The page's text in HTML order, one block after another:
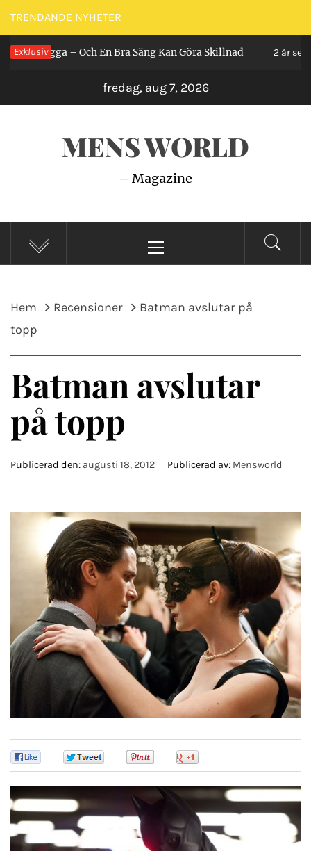
Hoppa
till
innehåll
TRENDANDE NYHETER
Exklusiv– Och En Bra Säng Kan Göra Skillnad 2 år sedan
fredag, aug 7, 2026
MENS WORLD
– Magazine
meny
Hem Recensioner
Batman avslutar på
topp
Batman avslutar
på topp
Publicerad den: augusti 18, 2012 Publicerad av: Mensworld